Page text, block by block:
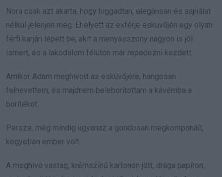
Nora csak azt akarta, hogy higgadtan, elegánsan és sajnálat
nélkül jelenjen meg. Ehelyett az exférje esküvőjén egy olyan
férfi karján lépett be, akit a menyasszony nagyon is jól
ismert, és a lakodalom félúton már repedezni kezdett.
Amikor Adam meghívott az esküvőjére, hangosan
felnevettem, és majdnem beleborítottam a kávémba a
borítékot.
Persze, még mindig ugyanaz a gondosan megkomponált,
kegyetlen ember volt.
A meghívó vastag, krémszínű kartonon jött, drága papíron,